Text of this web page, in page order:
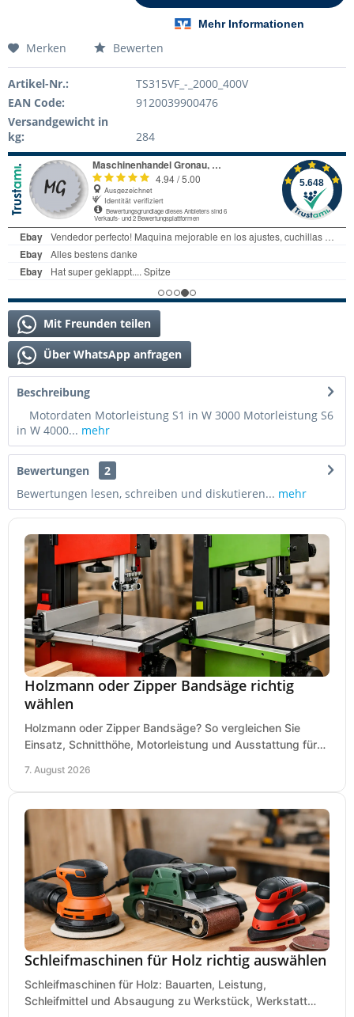
Merken Bewerten
Artikel-Nr.:
TS315VF_-_2000_400V
EAN Code:
9120039900476
Versandgewicht in
kg:
284
Mit Freunden teilen
Über WhatsApp anfragen
Beschreibung
Motordaten Motorleistung S1 in W 3000 Motorleistung S6
in W 4000... mehr
Bewertungen
2
Bewertungen lesen, schreiben und diskutieren... mehr
Holzmann oder Zipper Bandsäge richtig
wählen
Holzmann oder Zipper Bandsäge? So vergleichen Sie
Einsatz, Schnitthöhe, Motorleistung und Ausstattung für
7. August 2026
Schleifmaschinen für Holz richtig auswählen
Schleifmaschinen für Holz: Bauarten, Leistung,
Schleifmittel und Absaugung zu Werkstück, Werkstatt